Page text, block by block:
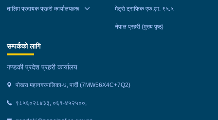
तालिम प्रदायक प्रहरी कार्यालयहरू मेट्रो ट्राफिक एफ.एम. ९५.५
नेपाल प्रहरी (मुख्य पृष्ठ)
सम्पर्कको लागि
गण्डकी प्रदेश प्रहरी कार्यालय
पोखरा महानगरपालिका-७, पार्दी (7MW56X4C+7Q2)
९८५६०२८४३३, ०६१-४५२५००,